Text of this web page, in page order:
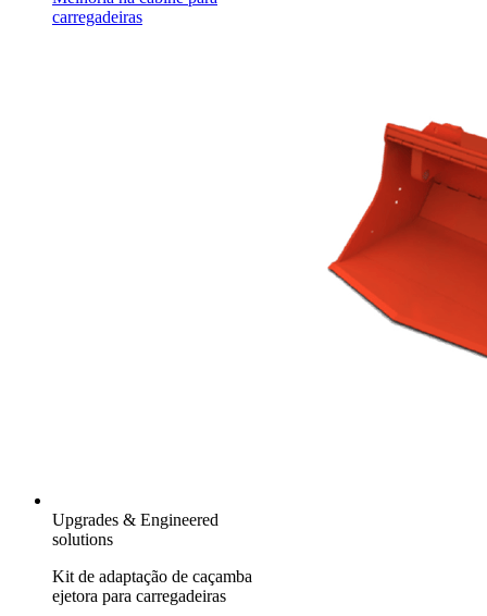
carregadeiras
Upgrades & Engineered
solutions
Kit de adaptação de caçamba
ejetora para carregadeiras